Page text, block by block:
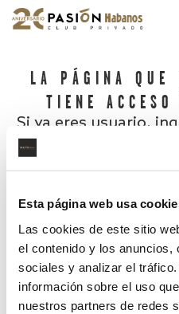
Esta página web usa
Las cookies de este sitio
el contenido y los anuncios,
sociales y analizar el
información sobre el uso
nuestros partners de redes
LA PÁGINA QUE
TIENE
Si ya eres usuario,
¿Has olvidado tu contraseña?